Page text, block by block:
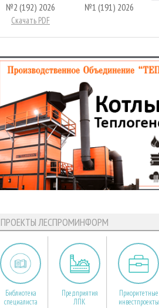
№2 (192) 2026
Скачать PDF
№1 (191) 2026
ПРОЕКТЫ ЛЕСПРОМИНФОРМ
Библиотека
специалиста
Предприятия
ЛПК
Приоритетные
инвестпроекты